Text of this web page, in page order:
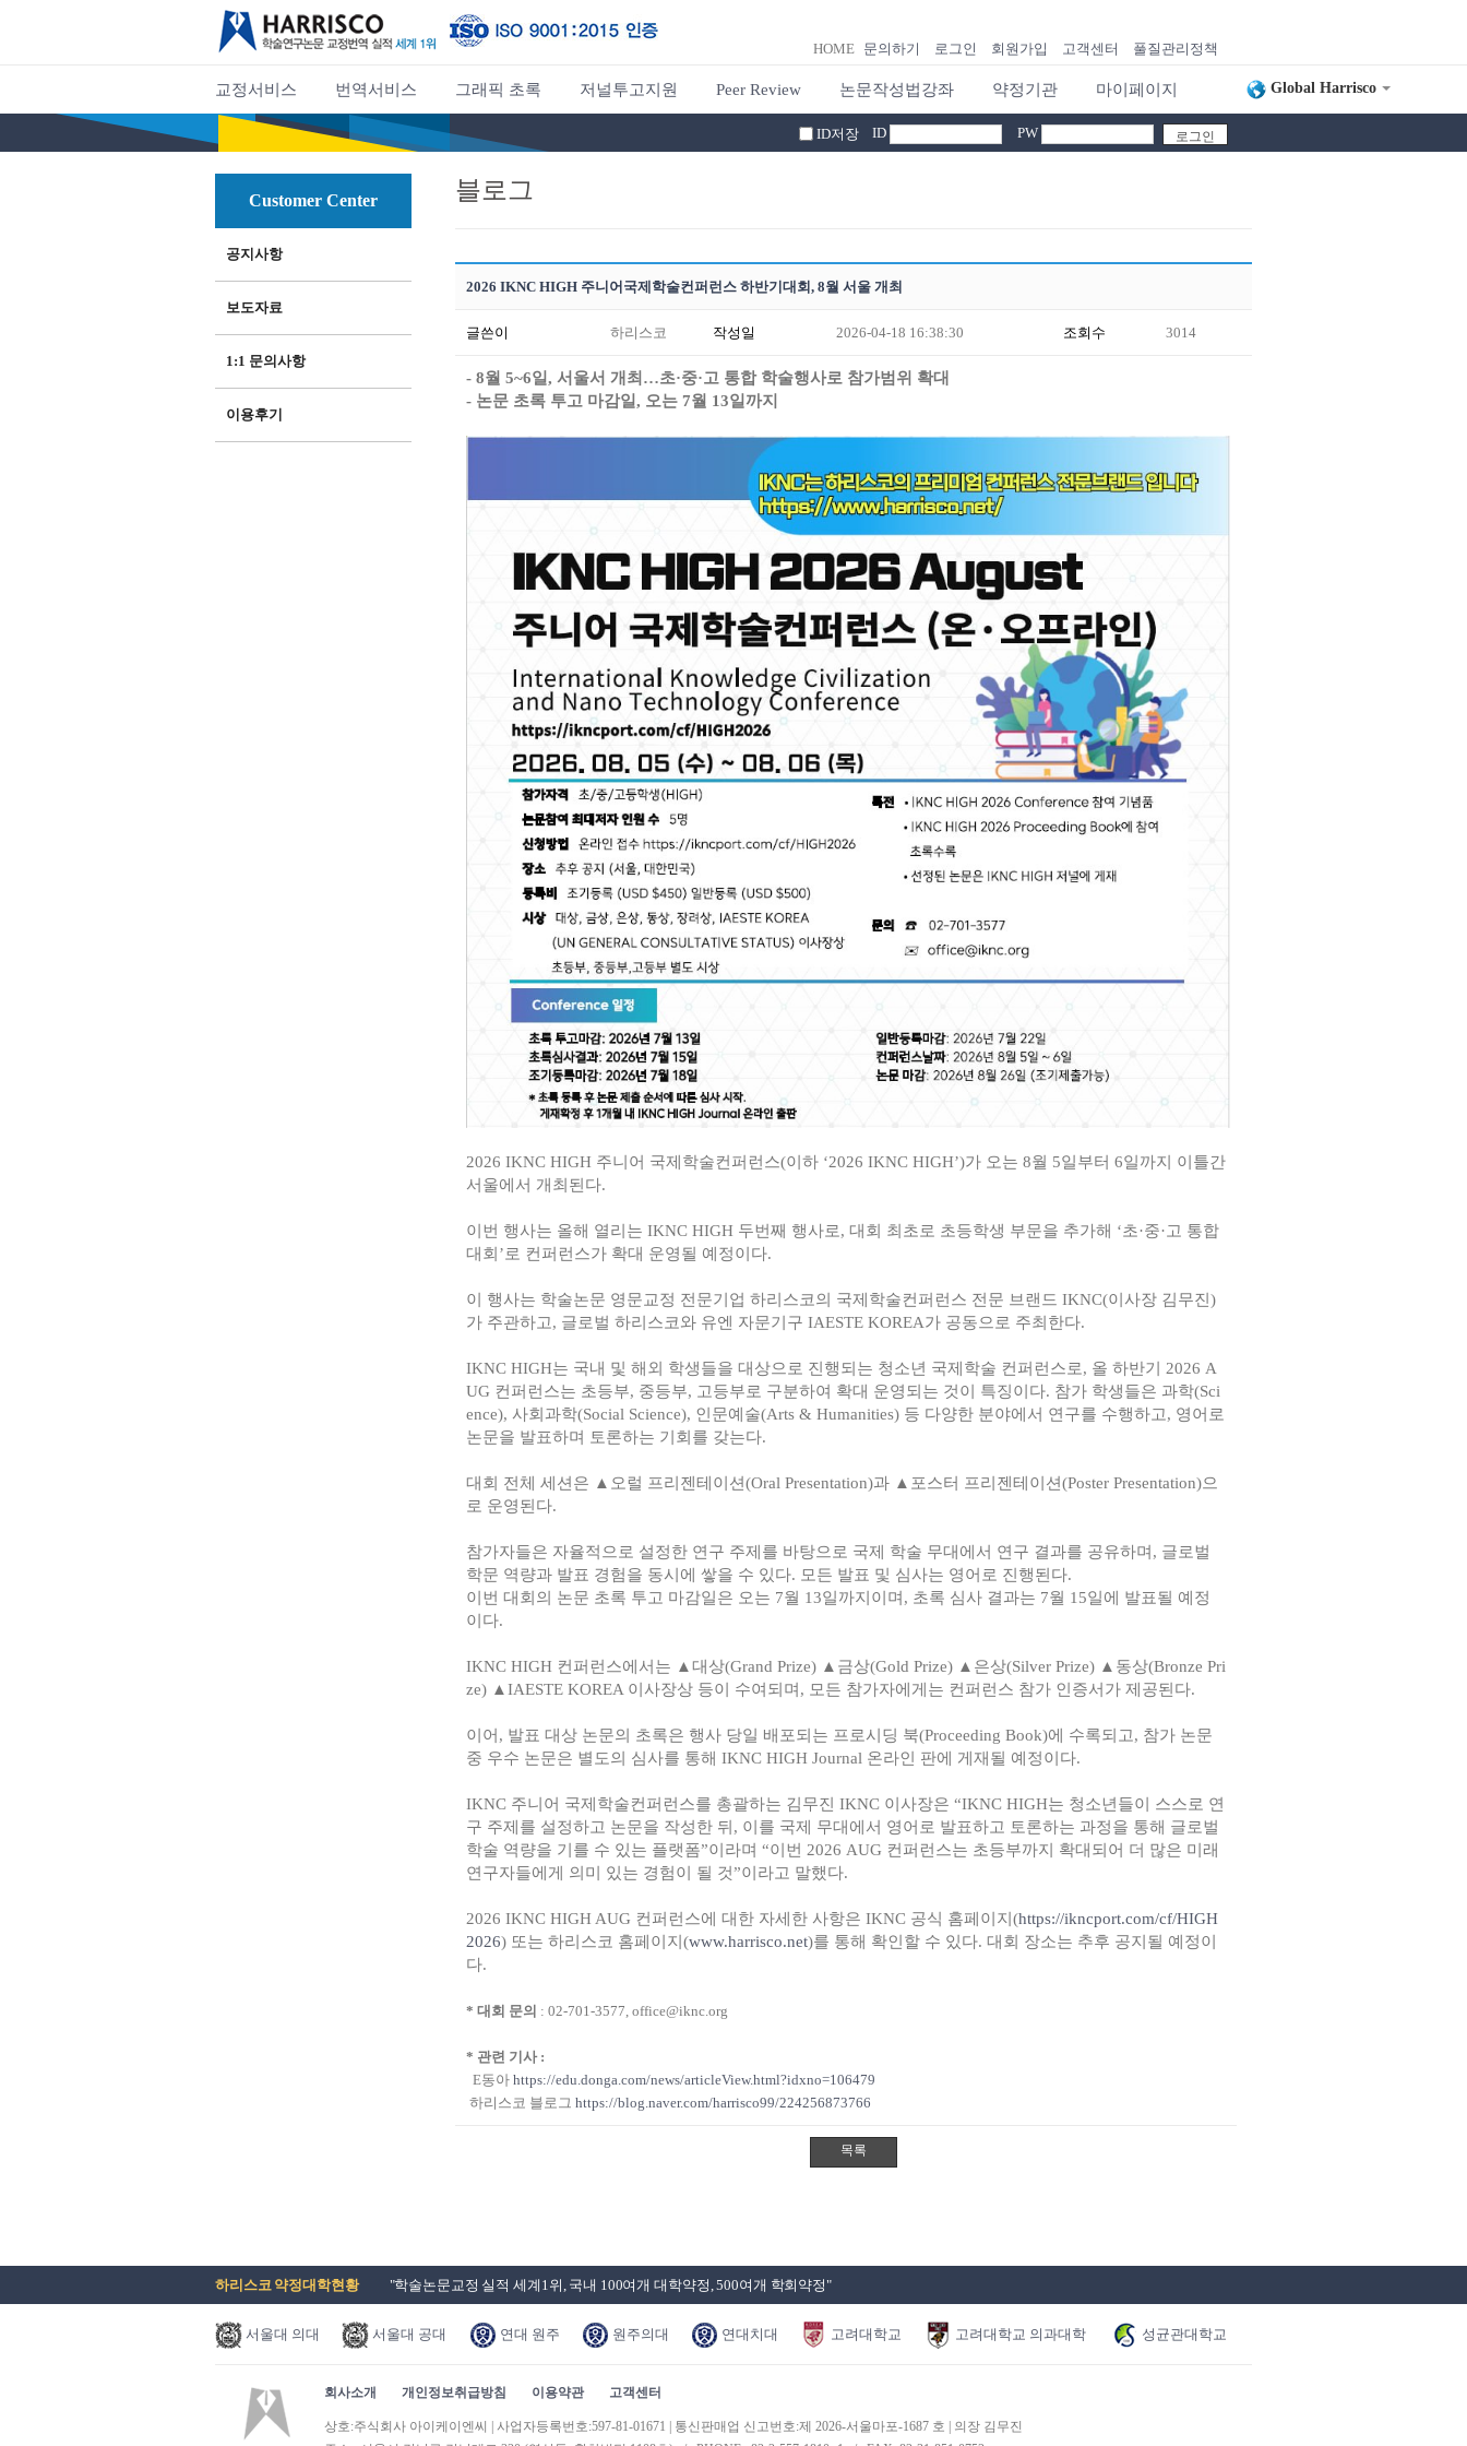
Global Harrisco
HOME 문의하기 로그인 회원가입 고객센터 풀질관리정책
교정서비스 번역서비스 그래픽 초록 저널투고지원 Peer Review 논문작성법강좌 약정기관 마이페이지
ID저장 ID PW
Customer Center
공지사항
보도자료
1:1 문의사항
이용후기
블로그
2026 IKNC HIGH 주니어국제학술컨퍼런스 하반기대회, 8월 서울 개최
글쓴이 하리스코 작성일 2026-04-18 16:38:30 조회수 3014
- 8월 5~6일, 서울서 개최 …초·중·고 통합 학술행사로 참가범위 확대
- 논문 초록 투고 마감일, 오는 7월 13일까지
2026 IKNC HIGH 주니어 국제학술컨퍼런스(이하 ‘2026 IKNC HIGH’)가 오는 8월 5일부터 6일까지 이틀간
서울에서 개최된다.
이번 행사는 올해 열리는 IKNC HIGH 두번째 행사로, 대회 최초로 초등학생 부문을 추가해 ‘초·중·고 통합
대회’로 컨퍼런스가 확대 운영될 예정이다.
이 행사는 학술논문 영문교정 전문기업 하리스코의 국제학술컨퍼런스 전문 브랜드 IKNC(이사장 김무진)
가 주관하고, 글로벌 하리스코와 유엔 자문기구 IAESTE KOREA가 공동으로 주최한다.
IKNC HIGH는 국내 및 해외 학생들을 대상으로 진행되는 청소년 국제학술 컨퍼런스로, 올 하반기 2026 A
UG 컨퍼런스는 초등부, 중등부, 고등부로 구분하여 확대 운영되는 것이 특징이다. 참가 학생들은 과학(Sci
ence), 사회과학(Social Science), 인문예술(Arts & Humanities) 등 다양한 분야에서 연구를 수행하고, 영어로
논문을 발표하며 토론하는 기회를 갖는다.
대회 전체 세션은 ▲오럴 프리젠테이션(Oral Presentation)과 ▲포스터 프리젠테이션(Poster Presentation)으
로 운영된다.
참가자들은 자율적으로 설정한 연구 주제를 바탕으로 국제 학술 무대에서 연구 결과를 공유하며, 글로벌
학문 역량과 발표 경험을 동시에 쌓을 수 있다. 모든 발표 및 심사는 영어로 진행된다.
이번 대회의 논문 초록 투고 마감일은 오는 7월 13일까지이며, 초록 심사 결과는 7월 15일에 발표될 예정
이다.
IKNC HIGH 컨퍼런스에서는 ▲대상(Grand Prize) ▲금상(Gold Prize) ▲은상(Silver Prize) ▲동상(Bronze Pri
ze) ▲IAESTE KOREA 이사장상 등이 수여되며, 모든 참가자에게는 컨퍼런스 참가 인증서가 제공된다.
이어, 발표 대상 논문의 초록은 행사 당일 배포되는 프로시딩 북(Proceeding Book)에 수록되고, 참가 논문
중 우수 논문은 별도의 심사를 통해 IKNC HIGH Journal 온라인 판에 게재될 예정이다.
IKNC 주니어 국제학술컨퍼런스를 총괄하는 김무진 IKNC 이사장은 “IKNC HIGH는 청소년들이 스스로 연
구 주제를 설정하고 논문을 작성한 뒤, 이를 국제 무대에서 영어로 발표하고 토론하는 과정을 통해 글로벌
학술 역량을 기를 수 있는 플랫폼”이라며 “이번 2026 AUG 컨퍼런스는 초등부까지 확대되어 더 많은 미래
연구자들에게 의미 있는 경험이 될 것”이라고 말했다.
2026 IKNC HIGH AUG 컨퍼런스에 대한 자세한 사항은 IKNC 공식 홈페이지(https://ikncport.com/cf/HIGH
2026) 또는 하리스코 홈페이지(www.harrisco.net)를 통해 확인할 수 있다. 대회 장소는 추후 공지될 예정이
다.
* 대회 문의 : 02-701-3577, office@iknc.org​
* 관련 기사 :
E동아 https://edu.donga.com/news/articleView.html?idxno=106479
하리스코 블로그 https://blog.naver.com/harrisco99/224256873766
하리스코 약정대학현황 "학술논문교정 실적 세계1위, 국내 100여개 대학약정, 500여개 학회약정"
서울대 의대 서울대 공대 연대 원주 원주의대 연대치대 고려대학교 고려대학교 의과대학 성균관대학교
Next
회사소개 개인정보취급방침 이용약관 고객센터
상호:주식회사 아이케이엔씨 | 사업자등록번호:597-81-01671 | 통신판매업 신고번호:제 2026-서울마포-1687 호 | 의장 김무진